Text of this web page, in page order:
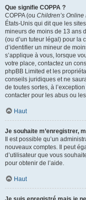
Que signifie COPPA ?
COPPA (ou Children’s
États-Unis qui dit que les
mineurs de moins de 13 ans
(ou d’un tuteur légal) pour la
d’identifier un mineur de
s’applique à vous, lorsque
votre place, contactez un
phpBB Limited et les
conseils juridiques et ne
de toutes sortes, à
contacter pour les abus ou
Haut
Je souhaite m’enregistrer,
Il est possible qu’un
nouveaux comptes. Il peut
d’utilisateur que vous
pour obtenir de l’aide.
Haut